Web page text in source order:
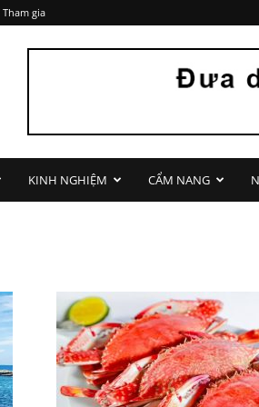
gia
KINH NGHIỆM CẨM NANG